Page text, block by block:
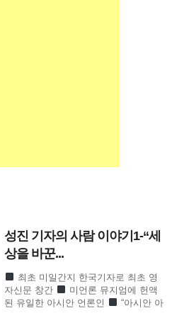
성진 기자의 사람 이야기1-“세
상을 바꾼...
최초 미일간지 한국기자로 최초 영
자신문 창간
미언론 뮤지엄에 헌액
된 유일한 아시안 언론인
“아시안 아